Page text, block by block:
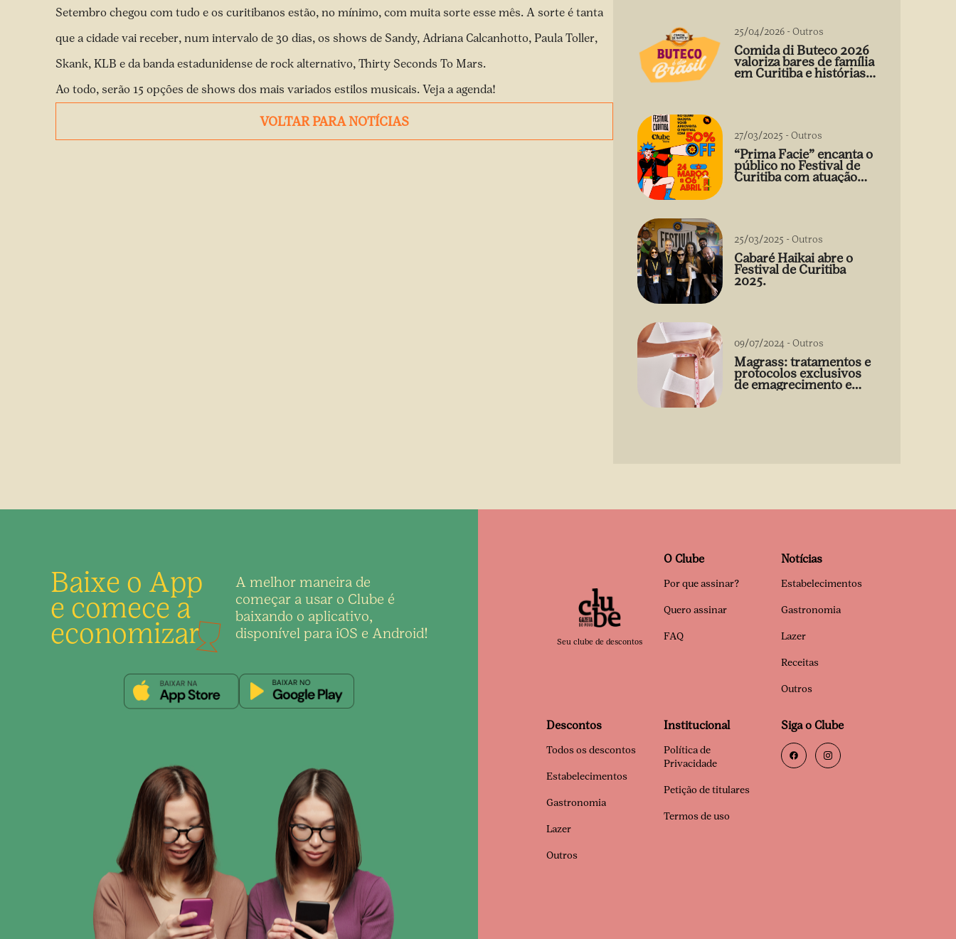
Setembro chegou com tudo e os curitibanos estão, no mínimo, com muita sorte esse mês. A sorte é tanta
que a cidade vai receber, num intervalo de 30 dias, os shows de Sandy, Adriana Calcanhotto, Paula Toller,
Skank, KLB e da banda estadunidense de rock alternativo, Thirty Seconds To Mars.
Ao todo, serão 15 opções de shows dos mais variados estilos musicais. Veja a agenda!
VOLTAR PARA NOTÍCIAS
25/04/2026 -Outros
Comida di Buteco 2026
valoriza bares de família
em Curitiba e histórias
27/03/2025 -Outros
“Prima Facie” encanta o
público no Festival de
Curitiba com atuação
arrebatadora de Débora
25/03/2025 -Outros
Cabaré Haikai abre o
Festival de Curitiba
2025.
09/07/2024 -Outros
Magrass: tratamentos e
protocolos exclusivos
de emagrecimento e
estética sem uso de
Baixe o App
e comece a
economizar
A melhor maneira de
começar a usar o Clube é
baixando o aplicativo,
disponível para iOS e Android!
Seu clube de descontos
O Clube
Por que assinar?
Quero assinar
FAQ
Notícias
Estabelecimentos
Gastronomia
Lazer
Receitas
Outros
Descontos
Todos os descontos
Estabelecimentos
Gastronomia
Lazer
Outros
Institucional
Política de
Privacidade
Petição de titulares
Termos de uso
Siga o Clube